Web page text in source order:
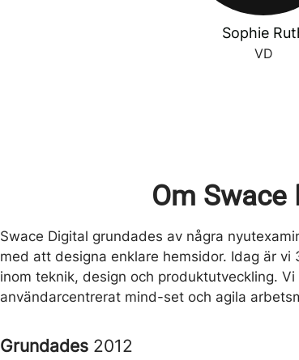
Sophie
VD
Om Swace
Swace Digital grundades av några
med att designa enklare hemsidor. Idag är
inom teknik, design och produktutveckling.
användarcentrerat mind-set och agila
Grundades 2012